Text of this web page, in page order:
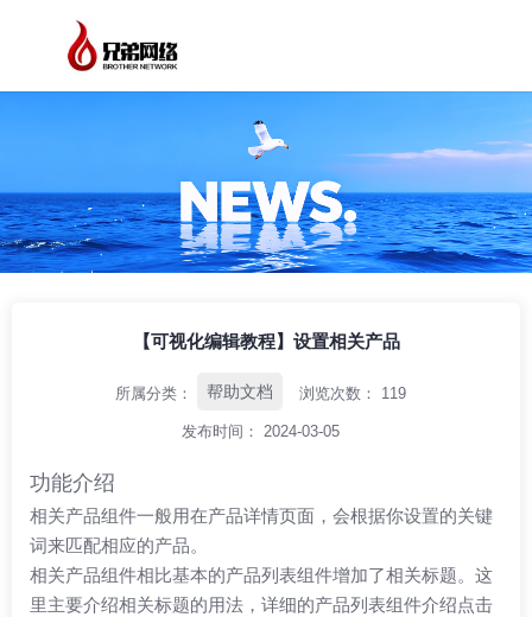
【可视化编辑教程】设置相关产品
所属分类： 帮助文档 浏览次数： 119
发布时间： 2024-03-05
功能介绍
相关产品组件一般用在产品详情页面，会根据你设置的关键
词来匹配相应的产品。
相关产品组件相比基本的产品列表组件增加了相关标题。这
里主要介绍相关标题的用法，详细的产品列表组件介绍点击